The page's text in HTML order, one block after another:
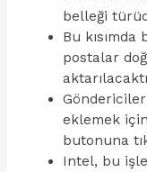
belleği
Bu
postalar
eklemek
butonuna
Intel, bu